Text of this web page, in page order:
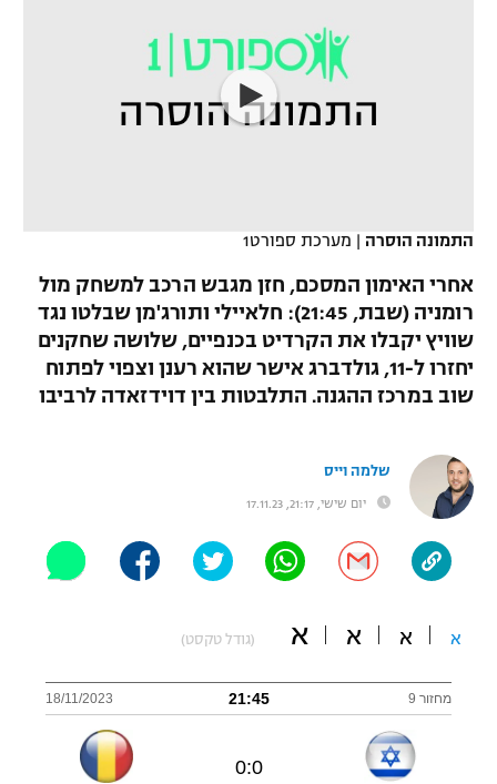
לוח שידורים
ברחבה
"מעל הליגה" – פודקאסט
תקנון עבור פעילות אלקטרה
תקנון עבור פעילות ספורט 1 – "מרלן"
טניס
גיימינג E-Sports
הפועל תל אביב
הפועל חיפה
הפועל באר שבע
מכבי נתניה
בני יהודה
ליגה איטלקית
ליגה סינית
ליגה ברזילאית
הפועל חולון
דני אבדיה
ג'ודו
ספורט אולימפי
היאבקות WWE
אופניים
כדורמים
פוטבול אמריקאי NFL
בייסבול MLB
התמונה הוסרה | מערכת ספורט1
אחרי האימון המסכם, חזן מגבש הרכב למשחק מול
רומניה (שבת, 21:45): חלאיילי ותורג'מן שבלטו נגד
שוויץ יקבלו את הקרדיט בכנפיים, שלושה שחקנים
יחזרו ל-11, גולדברג אישר שהוא רענן וצפוי לפתוח
שוב במרכז ההגנה. התלבטות בין דוידזאדה לרביבו
שלמה וייס
יום שישי, 21:17, 17.11.23
א א א א (גודל טקסט)
מחזור 9 21:45
18/11/2023
0
:
0